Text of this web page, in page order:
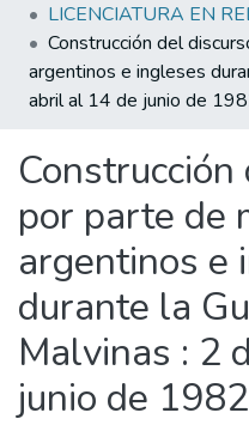
All of DSpace
LICENCIATURA EN
Construcción del
argentinos e ingleses
abril al 14 de junio de
por parte de
argentinos e
durante la
Malvinas : 2
junio de 1982